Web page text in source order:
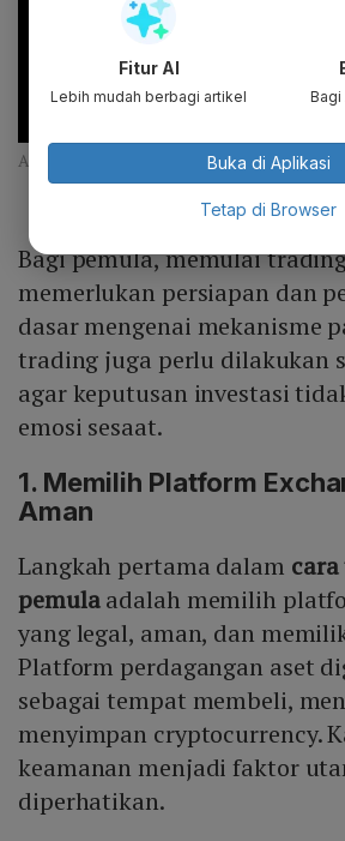
Aplikasi crypto (Pluang)
Bagi pemula, memulai
memerlukan persiapan dan
dasar mengenai mekanisme
trading juga perlu dilakukan
agar keputusan investasi
emosi sesaat.
1. Memilih Platform
Aman
Langkah pertama dalam
pemulaadalah memilih
yang legal, aman, dan
Platform perdagangan aset
sebagai tempat membeli,
menyimpan cryptocurrency.
keamanan menjadi faktor
diperhatikan.
Fitur AI
Lebih mudah berbagi artikel Bagi
Buka di Aplikasi
Tetap di Browser